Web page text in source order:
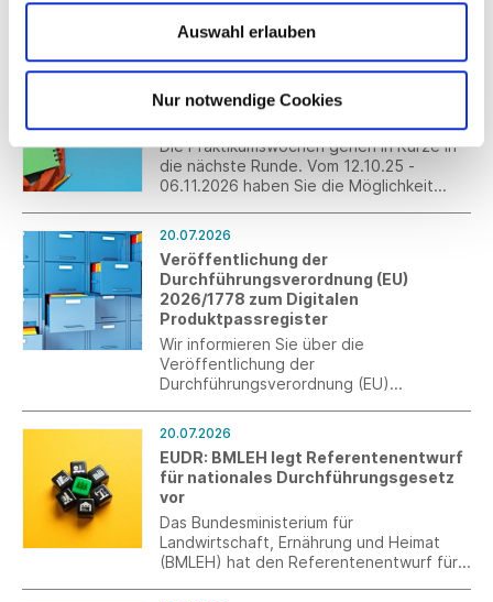
Auswahl erlauben
Nur notwendige Cookies
die neue Start-up- und Scale-up-
Strategie beschlossen. Darin werden
von Innovation sowie die Zusammenarbeit
aufgegriffen.
20.07.2026
Praktikumswochen 2026: Talente der
Die Praktikumswochen gehen in Kürze in
die nächste Runde. Vom 12.10.25 -
06.11.2026 haben Sie die Möglichkeit
Fachkräfte von morgen zu gewinnen.
Erleben Sie die Jugendlichen persönlich
und verzahnen Sie die Berufswelt mit der
Schulwelt.
20.07.2026
Veröffentlichung der
Durchführungsverordnung (EU)
2026/1778 zum Digitalen
Produktpassregister
Wir informieren Sie über die
Veröffentlichung der
Durchführungsverordnung (EU)
Rahmen der Ökodesign-Verordnung
(ESPR).
20.07.2026
EUDR: BMLEH legt Referentenentwurf
für nationales Durchführungsgesetz
vor
Das Bundesministerium für
Landwirtschaft, Ernährung und Heimat
(BMLEH) hat den Referentenentwurf für